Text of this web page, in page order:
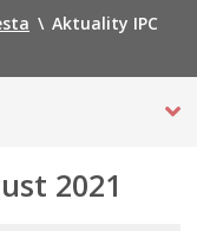
\ Aktuality IPC
2021